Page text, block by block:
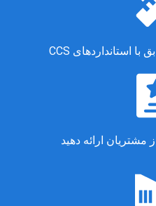
مشتریان ارائه دهید